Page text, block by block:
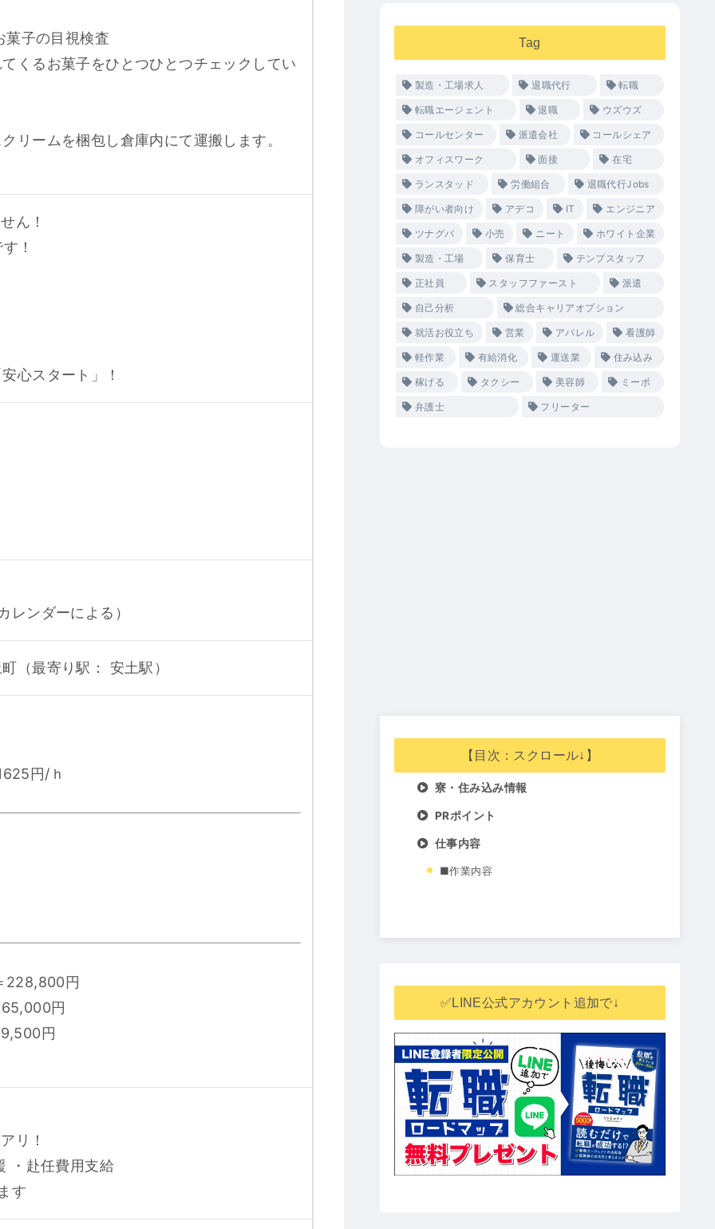
菓子の目視検査
くるお菓子をひとつひとつチェックしてい
リームを梱包し倉庫内にて運搬します。
ん！
！
心スタート」！
レンダーによる）
（最寄り駅： 安土駅）
円/ｈ
228,800円
円
円
リ！
・赴任費用支給
す
Tag
製造・工場求人 退職代行 転職
転職エージェント 退職 ウズウズ
コールセンター 派遣会社 コールシェア
オフィスワーク 面接 在宅
ランスタッド 労働組合 退職代行Jobs
障がい者向け アデコ IT エンジニア
ツナグバ 小売 ニート ホワイト企業
製造・工場 保育士 テンプスタッフ
正社員 スタッフファースト 派遣
自己分析 総合キャリアオプション
就活お役立ち 営業 アパレル 看護師
軽作業 有給消化 運送業 住み込み
稼げる タクシー 美容師 ミーボ
弁護士 フリーター
【目次：スクロール↓】
寮・住み込み情報
PRポイント
仕事内容
■作業内容
✅LINE公式アカウント追加で↓